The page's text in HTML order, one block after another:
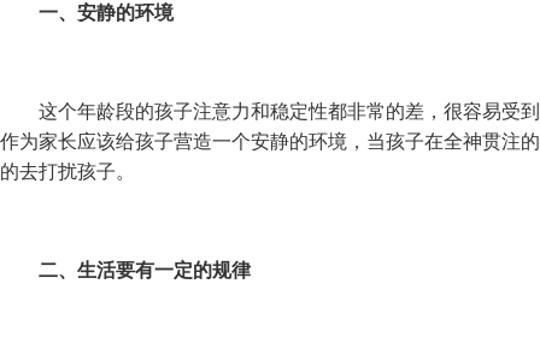
一、安静的环境
这个年龄段的孩子注意力和稳定性都非常的差，很容易受
作为家长应该给孩子营造一个安静的环境，当孩子在全神贯注
的去打扰孩子。
二、生活要有一定的规律